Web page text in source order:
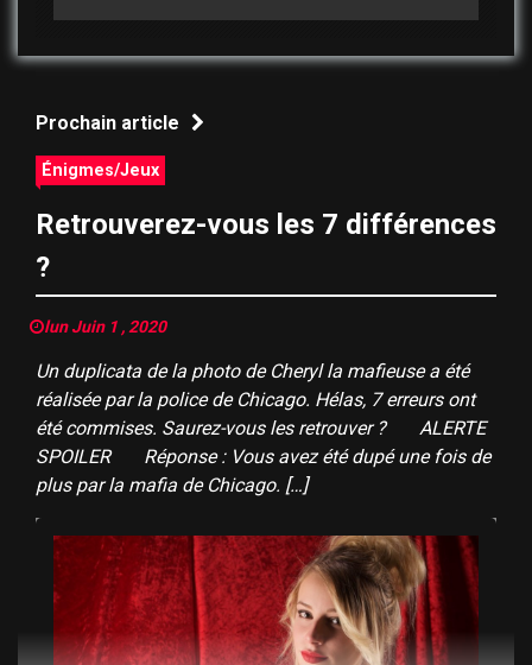
Prochain article
Énigmes/Jeux
Retrouverez-vous les 7 différences
?
lun Juin 1 , 2020
Un duplicata de la photo de Cheryl la mafieuse a été
réalisée par la police de Chicago. Hélas, 7 erreurs ont
été commises. Saurez-vous les retrouver ? ALERTE
SPOILER Réponse : Vous avez été dupé une fois de
plus par la mafia de Chicago. […]